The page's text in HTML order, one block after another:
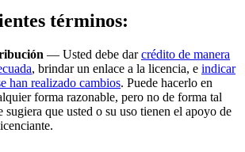
términos:
— Usted debe darcrédito de manera
, brindar un enlace a la licencia, e indicar
han realizado cambios. Puede hacerlo en
forma razonable, pero no de forma tal
sugiera que usted o su uso tienen el apoyo de